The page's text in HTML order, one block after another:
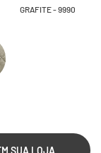
GRAFITE - 9990
SUA LOJA